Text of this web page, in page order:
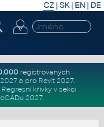
CZ | SK| EN | DE
registrovaných
a pro Revit 2027.
Regresní křivkyv sekci
2027.